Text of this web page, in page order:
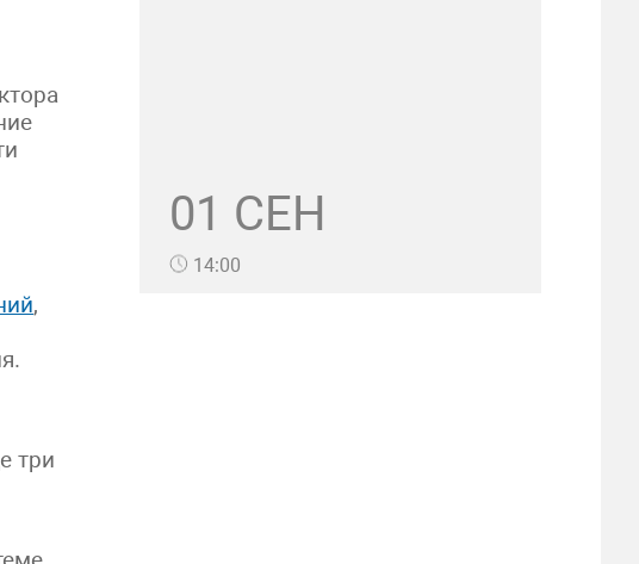
,
три
01 СЕН
14:00